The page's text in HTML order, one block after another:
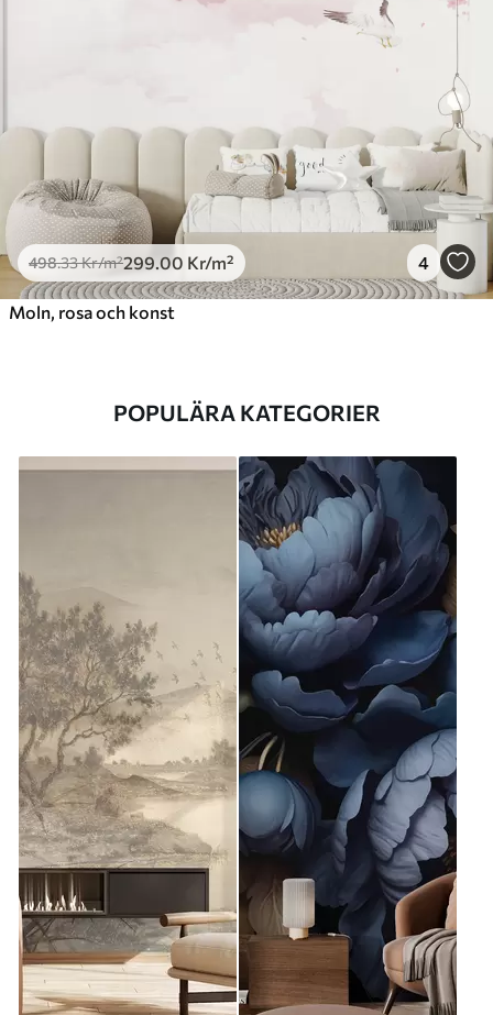
498.33Kr/m²299 .00 Kr/m² 4
Moln, rosa och konst
POPULÄRA KATEGORIER